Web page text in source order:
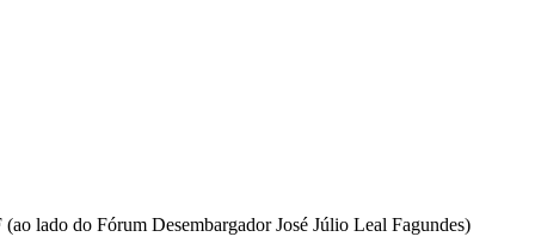
lado do Fórum Desembargador José Júlio Leal Fagundes)